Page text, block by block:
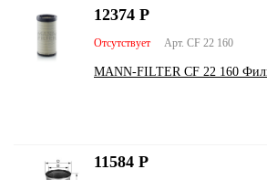
Арт. CF 22 160
Отсутствует
MANN-FILTER CF 22 160
12374 Р
11584 Р